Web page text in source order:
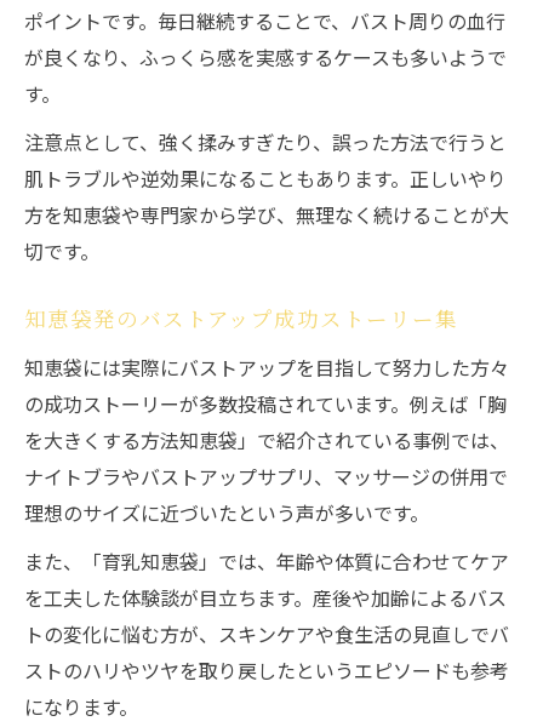
ポイントです。毎日継続することで、バスト周りの血行
が良くなり、ふっくら感を実感するケースも多いようで
す。
注意点として、強く揉みすぎたり、誤った方法で行うと
肌トラブルや逆効果になることもあります。正しいやり
方を知恵袋や専門家から学び、無理なく続けることが大
切です。
知恵袋発のバストアップ成功ストーリー集
知恵袋には実際にバストアップを目指して努力した方々
の成功ストーリーが多数投稿されています。例えば「胸
を大きくする方法知恵袋」で紹介されている事例では、
ナイトブラやバストアップサプリ、マッサージの併用で
理想のサイズに近づいたという声が多いです。
また、「育乳知恵袋」では、年齢や体質に合わせてケア
を工夫した体験談が目立ちます。産後や加齢によるバス
トの変化に悩む方が、スキンケアや食生活の見直しでバ
ストのハリやツヤを取り戻したというエピソードも参考
になります。